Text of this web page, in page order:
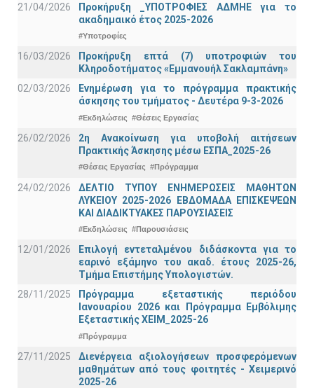
21/04/2026
Προκήρυξη _ΥΠΟΤΡΟΦΙΕΣ ΑΔΜΗΕ για το
ακαδημαικό έτος 2025-2026
#Υποτροφίες
16/03/2026
Προκήρυξη επτά (7) υποτροφιών του
Κληροδοτήματος «Εμμανουήλ Σακλαμπάνη»
02/03/2026
Ενημέρωση για το πρόγραμμα πρακτικής
άσκησης του τμήματος - Δευτέρα 9-3-2026
#Εκδηλώσεις #Θέσεις Εργασίας
26/02/2026
2η Ανακοίνωση για υποβολή αιτήσεων
Πρακτικής Άσκησης μέσω ΕΣΠΑ_2025-26
#Θέσεις Εργασίας #Πρόγραμμα
24/02/2026
ΔΕΛΤΙΟ ΤΥΠΟΥ ΕΝΗΜΕΡΩΣΕΙΣ ΜΑΘΗΤΩΝ
ΛΥΚΕΙΟΥ 2025-2026 ΕΒΔΟΜΑΔΑ ΕΠΙΣΚΕΨΕΩΝ
ΚΑΙ ΔΙΑΔΙΚΤΥΑΚΕΣ ΠΑΡΟΥΣΙΑΣΕΙΣ
#Εκδηλώσεις #Παρουσιάσεις
12/01/2026
Επιλογή εντεταλμένου διδάσκοντα για το
εαρινό εξάμηνο του ακαδ. έτους 2025-26,
Τμήμα Επιστήμης Υπολογιστών.
28/11/2025
Πρόγραμμα εξεταστικής περιόδου
Ιανουαρίου 2026 και Πρόγραμμα Εμβόλιμης
Εξεταστικής ΧΕΙΜ_2025-26
#Πρόγραμμα
27/11/2025
Διενέργεια αξιολογήσεων προσφερόμενων
μαθημάτων από τους φοιτητές - Χειμερινό
2025-26